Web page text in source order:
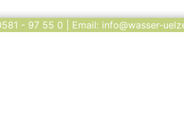
- 97 55 0 | Email: info@wasser-